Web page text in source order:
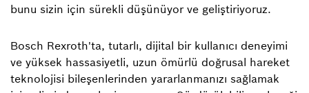
bunu sizin için sürekli düşünüyor ve geliştiriyoruz.
Bosch Rexroth'ta, tutarlı, dijital bir kullanıcı deneyimi
ve yüksek hassasiyetli, uzun ömürlü doğrusal hareket
teknolojisi bileşenlerinden yararlanmanızı sağlamak